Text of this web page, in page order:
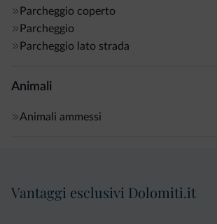
Parcheggio coperto
Parcheggio
Parcheggio lato strada
Animali
Animali ammessi
Vantaggi esclusivi Dolomiti.it